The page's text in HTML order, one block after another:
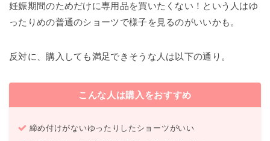
妊娠期間のためだけに専用品を買いたくない！という人はゆ
ったりめの普通のショーツで様子を見るのがいいかも。
反対に、購入しても満足できそうな人は以下の通り。
こんな人は購入をおすすめ
締め付けがないゆったりしたショーツがいい